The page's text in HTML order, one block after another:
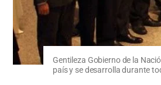
Gentileza Gobierno de la
país y se desarrolla durante